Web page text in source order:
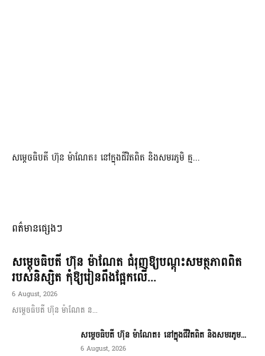
សម្តេចធិបតី ហ៊ុន ម៉ាណែត៖ នៅក្នុងជីវិតពិត និងសមរភូមិ គ្ម...
ពត៌មានផ្សេងៗ
សម្តេចធិបតី ហ៊ុន ម៉ាណែត ជំរុញឱ្យបណ្តុះសមត្ថភាពពិត
របស់និស្សិត កុំឱ្យរៀនពឹងផ្អែកលើ...
6 August, 2026
សម្តេចធិបតី ហ៊ុន ម៉ាណែត ន...
សម្តេចធិបតី ហ៊ុន ម៉ាណែត៖ នៅក្នុងជីវិតពិត និងសមរភូម...
6 August, 2026